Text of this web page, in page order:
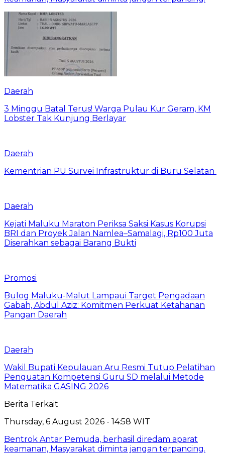
Daerah
3 Minggu Batal Terus! Warga Pulau Kur Geram, KM
Lobster Tak Kunjung Berlayar
Daerah
Kementrian PU Survei Infrastruktur di Buru Selatan
Daerah
Kejati Maluku Maraton Periksa Saksi Kasus Korupsi
BRI dan Proyek Jalan Namlea–Samalagi, Rp100 Juta
Diserahkan sebagai Barang Bukti
Promosi
Bulog Maluku-Malut Lampaui Target Pengadaan
Gabah, Abdul Aziz: Komitmen Perkuat Ketahanan
Pangan Daerah
Daerah
Wakil Bupati Kepulauan Aru Resmi Tutup Pelatihan
Penguatan Kompetensi Guru SD melalui Metode
Matematika GASING 2026
Berita Terkait
Thursday, 6 August 2026 - 14:58 WIT
Bentrok Antar Pemuda, berhasil diredam aparat
keamanan, Masyarakat diminta jangan terpancing.